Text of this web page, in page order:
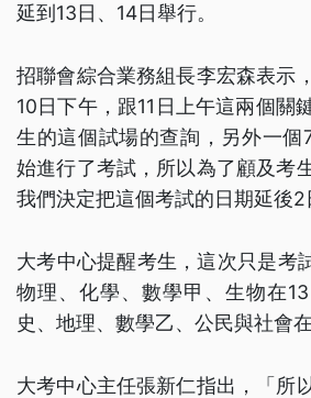
延到13日、14日舉行。
招聯會綜合業務組長李宏森表示
10日下午，跟11日上午這兩個關
生的這個試場的查詢，另外一個
始進行了考試，所以為了顧及考
我們決定把這個考試的日期延後2
大考中心提醒考生，這次只是考
物理、化學、數學甲、生物在
史、地理、數學乙、公民與社會在
大考中心主任張新仁指出，「所